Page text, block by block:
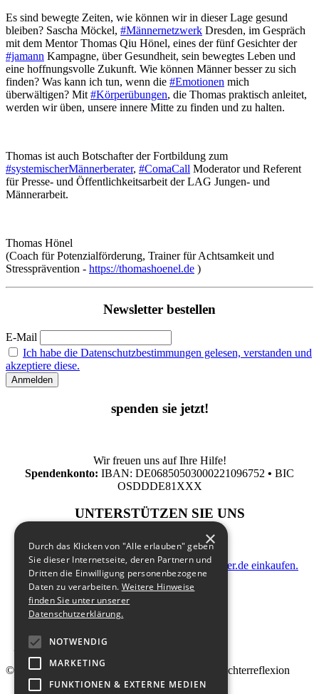
Es sind bewegte Zeiten, wie können wir in dieser Lage gesund
bleiben? Sascha Möckel, #Männernetzwerk Dresden, im Gespräch
mit dem Mentor Thomas Qiu Hönel, eines der fünf Gesichter der
#jamann Kampagne, über Gesundheit, sein bewegtes Leben und
eine hoffnungsvolle Zukunft. Wie können Männer besser zu sich
finden? Was kann ich tun, wenn die #Emotionen mich
überwältigen? Mit #Körperübungen, die Thomas praktisch anleitet,
werden wir üben, unsere innere Mitte zu finden und zu halten.
Thomas ist auch Botschafter der Fortbildung zum
#systemischerMännerberater, #ComaCall Moderator und Referent
für Presse- und Öffentlichkeitsarbeit der LAG Jungen- und
Männerarbeit.
Thomas Hönel
(Coach für Potenzialförderung, Trainer für Achtsamkeit und
Stressprävention - https://thomashoenel.de )
Newsletter bestellen
E-Mail
Ich habe die Datenschutzbestimmungen gelesen, verstanden und
akzeptiere diese.
spenden sie jetzt!
Wir freuen uns auf Ihre Hilfe!
Spendenkonto: IBAN: DE06850503000221096752 • BIC
OSDDDE81XXX
UNTERSTÜTZEN SIE UNS
indem Sie zusatzkostenfrei auf Bildungsspender.de einkaufen.
© 2026 Landesfachstelle Jungenarbeit & Geschlechterreflexion
×
Durch das Klicken von "Alle erlauben" geben
Sie dieser Internetseite, deren Partnern und
Dritten die Einwilligung personenbezogene
Daten zu verarbeiten. Weitere Hinweise
finden Sie unter unserer
Datenschutzerklärung.
NOTWENDIG
MARKETING
FUNKTIONEN & EXTERNE MEDIEN